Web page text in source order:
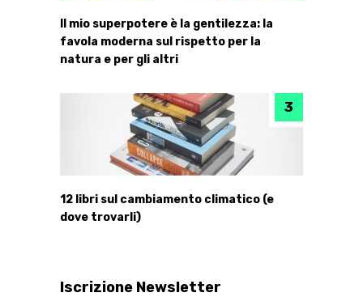
Il mio superpotere è la gentilezza: la
favola moderna sul rispetto per la
natura e per gli altri
12 libri sul cambiamento climatico (e
dove trovarli)
Iscrizione Newsletter